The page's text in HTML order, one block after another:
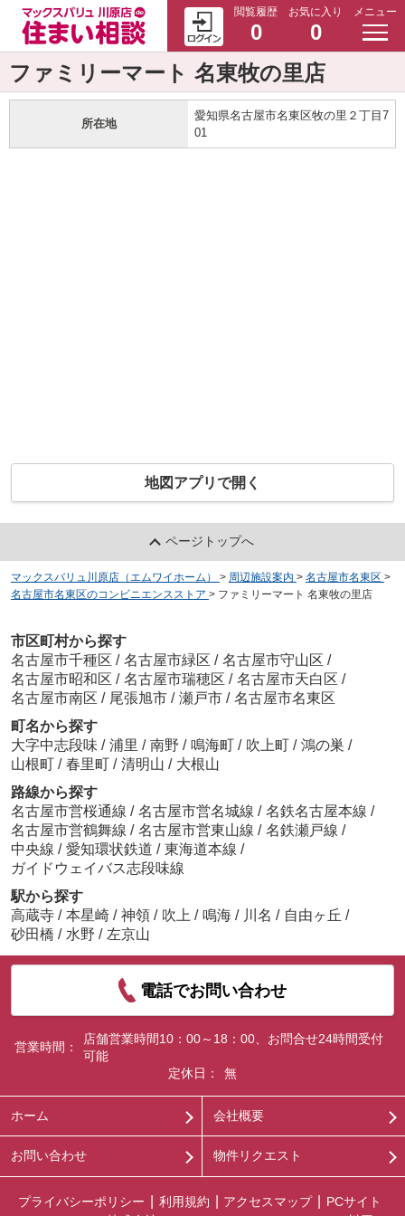
閲覧履歴
0
お気に入り
0
メニュー
ファミリーマート 名東牧の里店
所在地
愛知県名古屋市名東区牧の里２丁目7
01
地図アプリで開く
ページトップへ
マックスバリュ川原店（エムワイホーム） > 周辺施設案内 > 名古屋市名東区 >
名古屋市名東区のコンビニエンスストア > ファミリーマート 名東牧の里店
市区町村から探す
名古屋市千種区 / 名古屋市緑区 / 名古屋市守山区 /
名古屋市昭和区 / 名古屋市瑞穂区 / 名古屋市天白区 /
名古屋市南区 / 尾張旭市 / 瀬戸市 / 名古屋市名東区
町名から探す
大字中志段味 / 浦里 / 南野 / 鳴海町 / 吹上町 / 鴻の巣 /
山根町 / 春里町 / 清明山 / 大根山
路線から探す
名古屋市営桜通線 / 名古屋市営名城線 / 名鉄名古屋本線 /
名古屋市営鶴舞線 / 名古屋市営東山線 / 名鉄瀬戸線 /
中央線 / 愛知環状鉄道 / 東海道本線 /
ガイドウェイバス志段味線
駅から探す
高蔵寺 / 本星崎 / 神領 / 吹上 / 鳴海 / 川名 / 自由ヶ丘 /
砂田橋 / 水野 / 左京山
電話でお問い合わせ
営業時間：
店舗営業時間10：00～18：00、お問合せ24時間受付
可能
定休日：
無
ホーム 会社概要
お問い合わせ 物件リクエスト
プライバシーポリシー 利用規約 アクセスマップ
PCサイト